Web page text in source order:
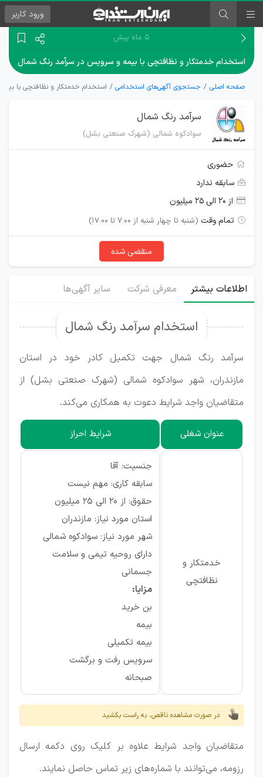
ورود کاربر
۵ ماه پیش
استخدام خدمتکار و نظافتچی با بیمه و سرویس در سرآمد رنگ شمال
صفحه اصلی جستجوی آگهی‌های استخدامی استخدام خدمتکار و نظافتچی با
سرآمد رنگ شمال
سوادکوه شمالی (شهرک صنعتی بشل)
حضوری
سابقه ندارد
از ۲۰ الی ۲۵ میلیون
تمام وقت (شنبه تا چهار شنبه از 7:00 تا 17:00)
منقضی شده
اطلاعات بیشتر معرفی شرکت سایر آگهی‌ها
استخدام سرآمد رنگ شمال
سرآمد رنگ شمال جهت تکمیل کادر خود در استان
مازندران، شهر سوادکوه شمالی (شهرک صنعتی بشل) از
متقاضیان واجد شرایط دعوت به همکاری می‌کند.
عنوان شغلی شرایط احراز
خدمتکار و
نظافتچی
جنسیت: آقا
سابقه کاری: مهم نیست
حقوق: از ۲۰ الی ۲۵ میلیون
استان مورد نیاز: مازندران
شهر مورد نیاز: سوادکوه شمالی
دارای روحیه تیمی و سلامت
جسمانی
مزایا:
بن خرید
بیمه
بیمه تکمیلی
سرویس رفت و برگشت
صبحانه
در صورت مشاهده ناقص، به راست بکشید
متقاضیان واجد شرایط علاوه بر کلیک روی دکمه ارسال
رزومه، می‌توانند با شماره‌های زیر تماس حاصل نمایند.